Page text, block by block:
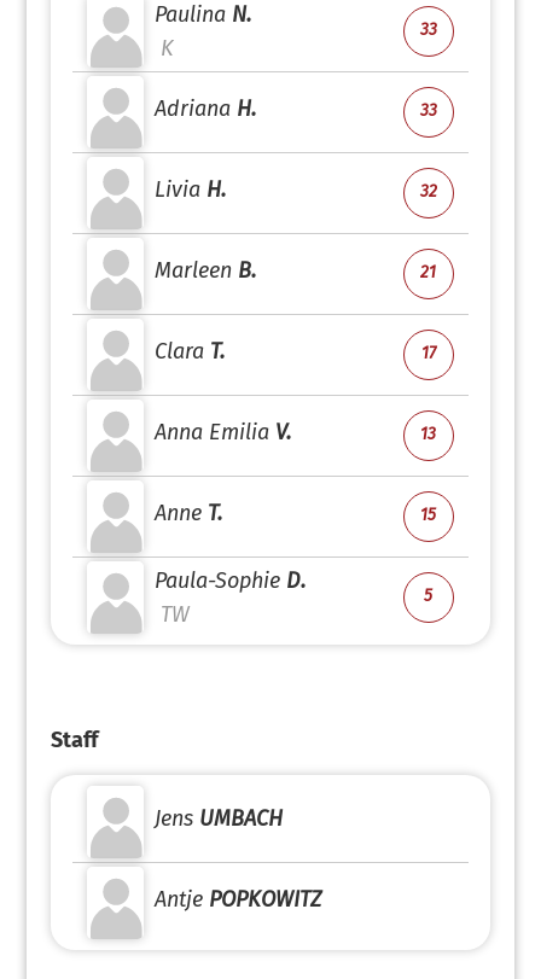
Paulina N.
K
33
Adriana H. 33
Livia H. 32
Marleen B. 21
Clara T. 17
Anna Emilia V. 13
Anne T. 15
Paula-Sophie D.
TW
5
Staff
Jens UMBACH
Antje POPKOWITZ